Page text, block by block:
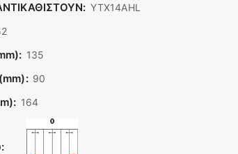
YTX14AHL
135
90
164